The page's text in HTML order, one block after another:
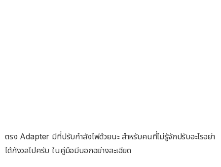
ตรง Adapter มีที่ปรับกำลังไฟด้วยนะ สำหรับคนที่ไม่รู้จักปรับอะไรอย่า
ได้กังวลไปครับ ในคู่มือมีบอกอย่างละเอียด